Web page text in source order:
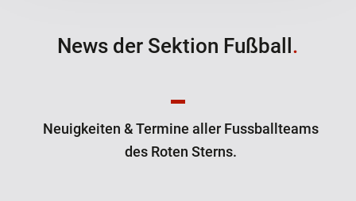
News der Sektion Fußball .
Neuigkeiten & Termine aller Fussballteams
des Roten Sterns.